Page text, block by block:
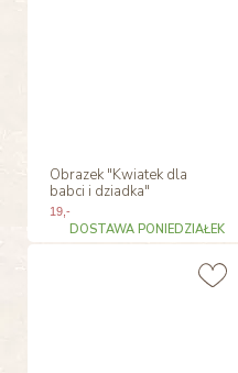
Obrazek "Kwiatek dla
babci i dziadka"
19,-
DOSTAWA PONIEDZIAŁEK